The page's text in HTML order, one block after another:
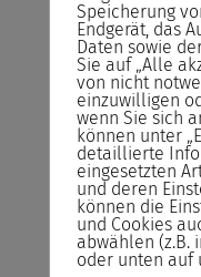
Abrechnung
Sie zahlen
Durchführung
Sie können
Seminars von
Reservieren
Reservieren
Buchen Sie
Speicherung
Endgerät, das
Daten sowie
Sie auf „Alle
von nicht
einzuwilligen
wenn Sie sich
können unter
detaillierte
eingesetzten
und deren
können die
und Cookies
abwählen (z.B.
oder unten auf